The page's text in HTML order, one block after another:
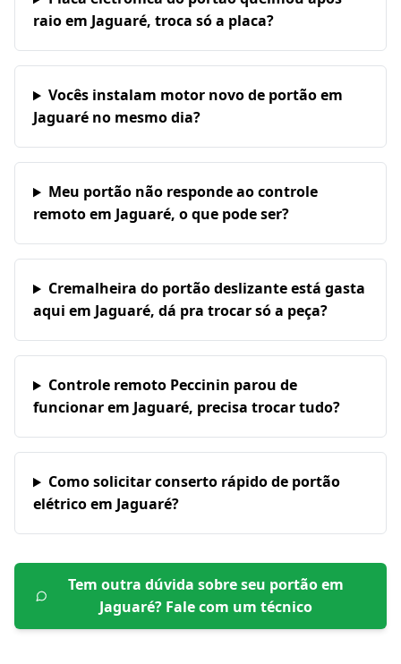
raio em Jaguaré, troca só a placa?
Vocês instalam motor novo de portão em
Jaguaré no mesmo dia?
Meu portão não responde ao controle
remoto em Jaguaré, o que pode ser?
Cremalheira do portão deslizante está gasta
aqui em Jaguaré, dá pra trocar só a peça?
Controle remoto Peccinin parou de
funcionar em Jaguaré, precisa trocar tudo?
Como solicitar conserto rápido de portão
elétrico em Jaguaré?
Tem outra dúvida sobre seu portão em
Jaguaré? Fale com um técnico